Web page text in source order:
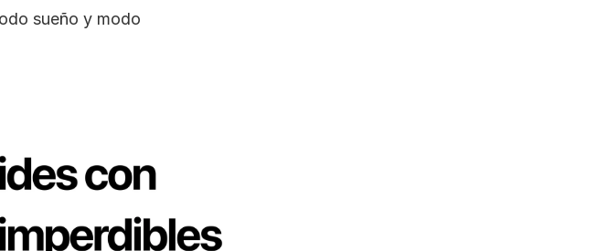
sueño y modo